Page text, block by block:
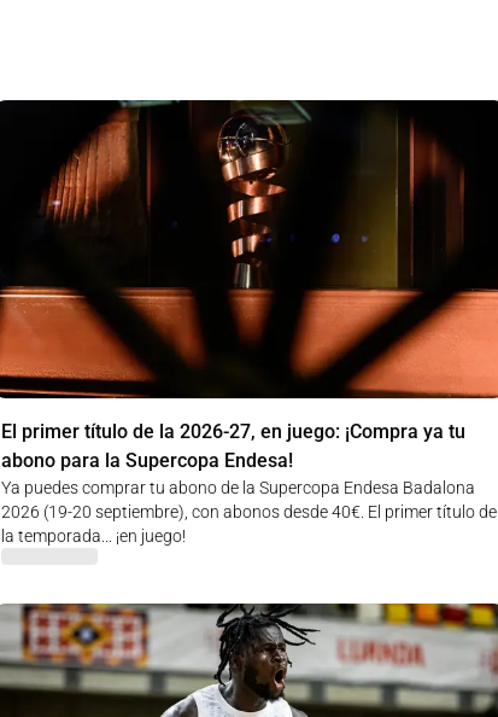
El primer título de la 2026-27, en juego: ¡Compra ya tu
abono para la Supercopa Endesa!
Ya puedes comprar tu abono de la Supercopa Endesa Badalona
2026 (19-20 septiembre), con abonos desde 40€. El primer título de
la temporada... ¡en juego!